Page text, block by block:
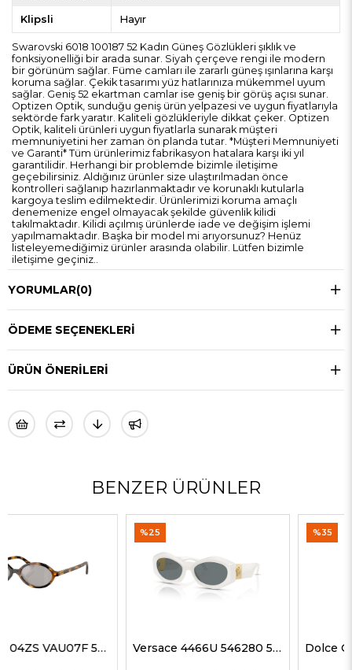
Klipsli Hayır
Swarovski 6018 100187 52 Kadın Güneş Gözlükleri şıklık ve
fonksiyonelliği bir arada sunar. Siyah çerçeve rengi ile modern
bir görünüm sağlar. Füme camları ile zararlı güneş ışınlarına karşı
koruma sağlar. Çekik tasarımı yüz hatlarınıza mükemmel uyum
sağlar. Geniş 52 ekartman camlar ise geniş bir görüş açısı sunar.
Optizen Optik, sunduğu geniş ürün yelpazesi ve uygun fiyatlarıyla
sektörde fark yaratır. Kaliteli gözlükleriyle dikkat çeker. Optizen
Optik, kaliteli ürünleri uygun fiyatlarla sunarak müşteri
memnuniyetini her zaman ön planda tutar. *Müşteri Memnuniyeti
ve Garanti* Tüm ürünlerimiz fabrikasyon hatalara karşı iki yıl
garantilidir. Herhangi bir problemde bizimle iletişime
geçebilirsiniz. Aldığınız ürünler size ulaştırılmadan önce
kontrolleri sağlanıp hazırlanmaktadır ve korunaklı kutularla
kargoya teslim edilmektedir. Ürünlerimizi koruma amaçlı
denemenize engel olmayacak şekilde güvenlik kilidi
takılmaktadır. Kilidi açılmış ürünlerde iade ve değişim işlemi
yapılmamaktadır. Başka bir model mi arıyorsunuz? Henüz
listeleyemediğimiz ürünler arasında olabilir. Lütfen bizimle
iletişime geçiniz..
YORUMLAR(0)
ÖDEME SEÇENEKLERI
ÜRÜN ÖNERILERI
BENZER ÜRÜNLER
Versace 4466U 546280 54 G Kadın Güneş Gözlükleri Dolce Gabbana 4469 501/87 59 G Kadın Güneş Gözlükleri